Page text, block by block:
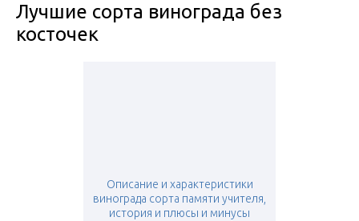
Лучшие сорта винограда без
косточек
Описание и характеристики
винограда сорта памяти учителя,
история и плюсы и минусы